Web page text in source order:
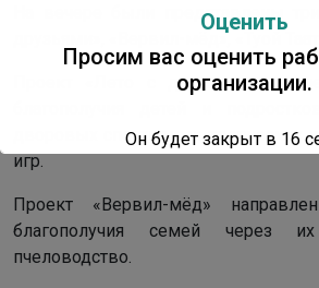
На вечере были представлены
друзьями», «Вервил-мёд», «Туой
Проект «Лето с друзья»
дворовых спортивных, творческих и
игр.
Проект «Вервил-мёд»
благополучия семей через
пчеловодство.
Оценить
Просим вас оценить
организации.
Он будет закрыт в 16